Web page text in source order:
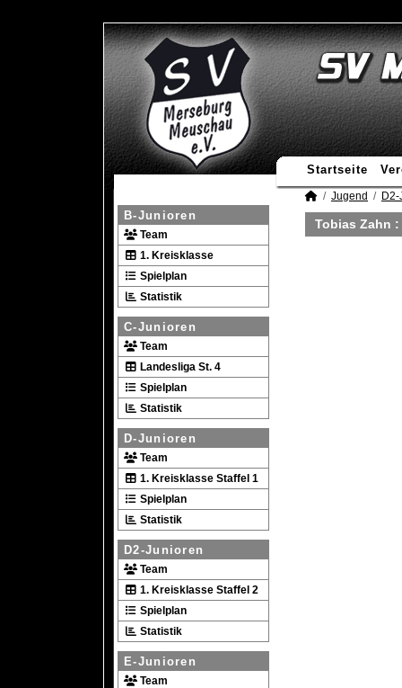
Startseite
B-Junioren
Team
1. Kreisklasse
Spielplan
Statistik
C-Junioren
Team
Landesliga St. 4
Spielplan
Statistik
D-Junioren
Team
1. Kreisklasse Staffel 1
Spielplan
Statistik
D2-Junioren
Team
1. Kreisklasse Staffel 2
Spielplan
Statistik
E-Junioren
Team
Jugend
Tobias Zahn